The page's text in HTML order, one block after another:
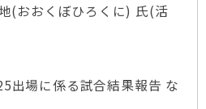
(おおくぼひろくに) 氏(活
出場に係る試合結果報告 な